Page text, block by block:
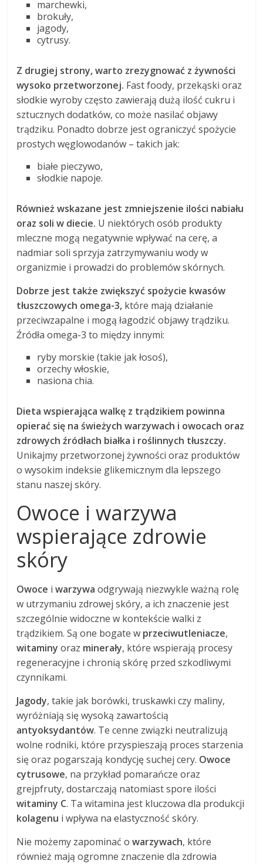
marchewki,
brokuły,
jagody,
cytrusy.
Z drugiej strony, warto zrezygnować z żywności
wysoko przetworzonej. Fast foody, przekąski oraz
słodkie wyroby często zawierają dużą ilość cukru i
sztucznych dodatków, co może nasilać objawy
trądziku. Ponadto dobrze jest ograniczyć spożycie
prostych węglowodanów – takich jak:
białe pieczywo,
słodkie napoje.
Również wskazane jest zmniejszenie ilości nabiału
oraz soli w diecie. U niektórych osób produkty
mleczne mogą negatywnie wpływać na cerę, a
nadmiar soli sprzyja zatrzymywaniu wody w
organizmie i prowadzi do problemów skórnych.
Dobrze jest także zwiększyć spożycie kwasów
tłuszczowych omega-3, które mają działanie
przeciwzapalne i mogą łagodzić objawy trądziku.
Źródła omega-3 to między innymi:
ryby morskie (takie jak łosoś),
orzechy włoskie,
nasiona chia.
Dieta wspierająca walkę z trądzikiem powinna
opierać się na świeżych warzywach i owocach oraz
zdrowych źródłach białka i roślinnych tłuszczy.
Unikajmy przetworzonej żywności oraz produktów
o wysokim indeksie glikemicznym dla lepszego
stanu naszej skóry.
Owoce i warzywa
wspierające zdrowie
skóry
Owoce iwarzywa odgrywają niezwykle ważną rolę
w utrzymaniu zdrowej skóry, a ich znaczenie jest
szczególnie widoczne w kontekście walki z
trądzikiem. Są one bogate w przeciwutleniacze,
witaminy oraz minerały, które wspierają procesy
regeneracyjne i chronią skórę przed szkodliwymi
czynnikami.
Jagody, takie jak borówki, truskawki czy maliny,
wyróżniają się wysoką zawartością
antyoksydantów. Te cenne związki neutralizują
wolne rodniki, które przyspieszają proces starzenia
się oraz pogarszają kondycję suchej cery. Owoce
cytrusowe, na przykład pomarańcze oraz
grejpfruty, dostarczają natomiast spore ilości
witaminy C. Ta witamina jest kluczowa dla produkcji
kolagenu i wpływa na elastyczność skóry.
Nie możemy zapominać owarzywach, które
również mają ogromne znaczenie dla zdrowia